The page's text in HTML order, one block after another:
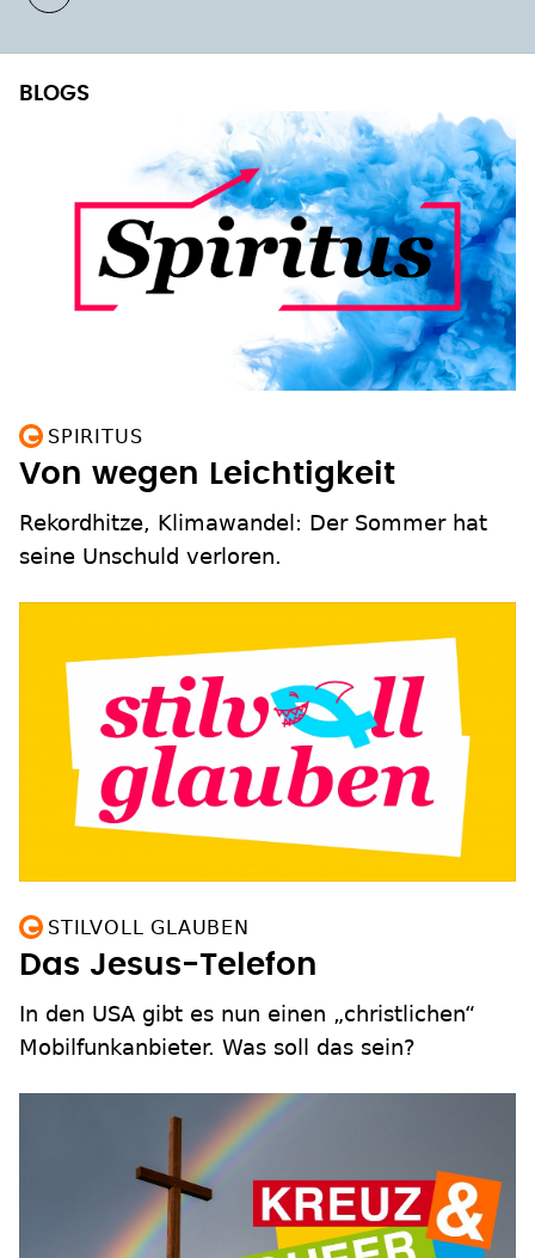
BLOGS
SPIRITUS
Von wegen Leichtigkeit
Rekordhitze, Klimawandel: Der Sommer hat
seine Unschuld verloren.
STILVOLL GLAUBEN
Das Jesus-Telefon
In den USA gibt es nun einen „christlichen“
Mobilfunkanbieter. Was soll das sein?